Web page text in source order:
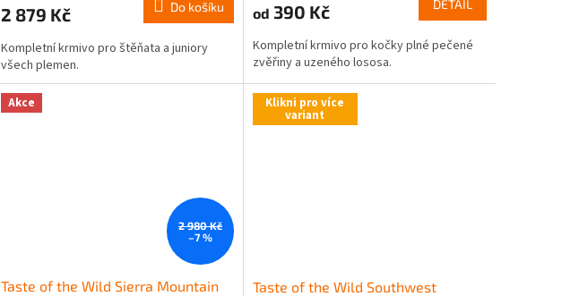
2 879 Kč Do košíku
Kompletní krmivo pro štěňata a juniory
všech plemen.
od 390 Kč DETAIL
Kompletní krmivo pro kočky plné pečené
zvěřiny a uzeného lososa.
Akce
2 980 Kč
–7 %
Taste of the Wild Sierra Mountain
Klikni pro více
variant
Taste of the Wild Southwest